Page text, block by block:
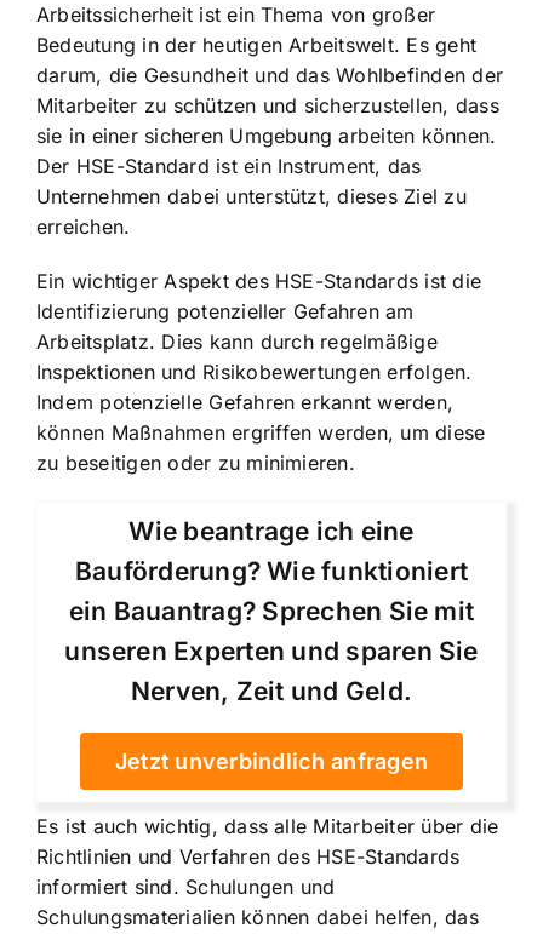
Arbeitssicherheit ist ein Thema von großer
Bedeutung in der heutigen Arbeitswelt. Es geht
darum, die Gesundheit und das Wohlbefinden der
Mitarbeiter zu schützen und sicherzustellen, dass
sie in einer sicheren Umgebung arbeiten können.
Der HSE-Standard ist ein Instrument, das
Unternehmen dabei unterstützt, dieses Ziel zu
erreichen.
Ein wichtiger Aspekt des HSE-Standards ist die
Identifizierung potenzieller Gefahren am
Arbeitsplatz. Dies kann durch regelmäßige
Inspektionen und Risikobewertungen erfolgen.
Indem potenzielle Gefahren erkannt werden,
können Maßnahmen ergriffen werden, um diese
zu beseitigen oder zu minimieren.
Wie beantrage ich eine
Bauförderung? Wie funktioniert
ein Bauantrag? Sprechen Sie mit
unseren Experten und sparen Sie
Nerven, Zeit und Geld.
Jetzt unverbindlich anfragen
Es ist auch wichtig, dass alle Mitarbeiter über die
Richtlinien und Verfahren des HSE-Standards
informiert sind. Schulungen und
Schulungsmaterialien können dabei helfen, das